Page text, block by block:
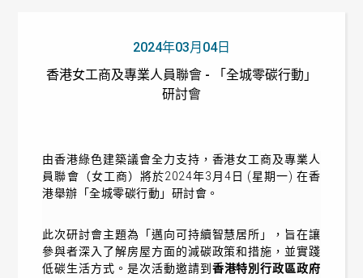
2024年03月04日
香港女工商及專業人員聯會 - 「全城零碳行動」
研討會
由香港綠色建築議會全力支持，香港女工商及專業人
員聯會（女工商）將於2024年3月4日 (星期一) 在香
港舉辦「全城零碳行動」研討會。
此次研討會主題為「邁向可持續智慧居所」，旨在讓
參與者深入了解房屋方面的減碳政策和措施，並實踐
低碳生活方式。是次活動邀請到 香港特別行政區政府